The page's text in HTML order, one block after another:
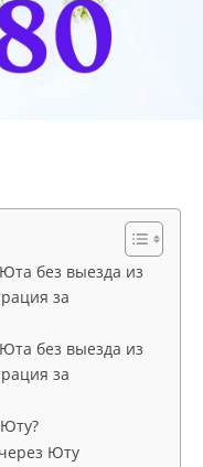
без выезда из
за
без выезда из
за
Юту